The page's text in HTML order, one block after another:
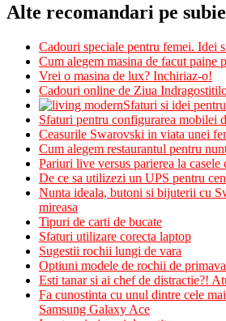
Alte recomandari pe
Cadouri speciale pentru femei. Idei
Cum alegem masina de facut paine
Vrei o masina de lux? Inchiriaz-o!
Cadouri online de Ziua
Sfaturi si idei
Sfaturi pentru configurarea mobilei
Ceasurile Swarovski in viata unei
Cum alegem restaurantul pentru
Pariuri live versus parierea la casele
De ce sa utilizezi un UPS pentru
Nunta ideala, butoni si bijuterii cu
mireasa
Tipuri de carti de bucate
Sfaturi utilizare corecta laptop
Sugestii rochii lungi de vara
Optiuni modele de rochii de
Esti tanar si ai chef de distractie?!
Fa cunostinta cu unul dintre cele
Samsung Galaxy Ace